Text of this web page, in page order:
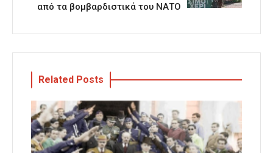
από τα βομβαρδιστικά του ΝΑΤΟ
Related Posts